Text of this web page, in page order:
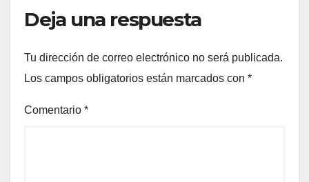
Deja una respuesta
Tu dirección de correo electrónico no será publicada.
Los campos obligatorios están marcados con *
Comentario *